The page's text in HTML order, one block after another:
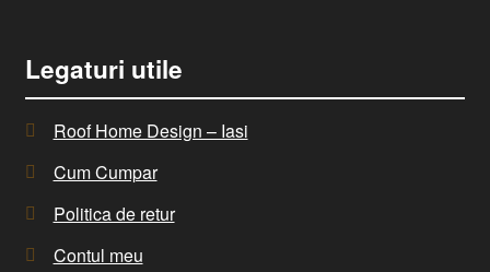
Legaturi utile
Roof Home Design – Iasi
Cum Cumpar
Politica de retur
Contul meu